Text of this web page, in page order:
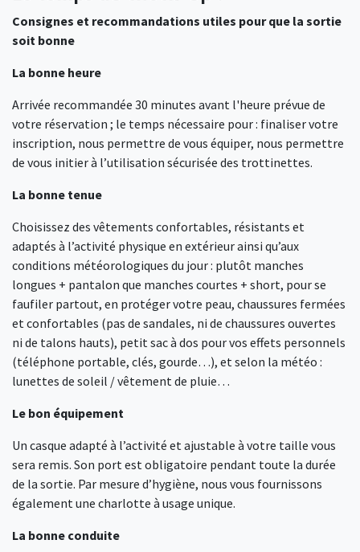
Consignes et recommandations utiles pour que la sortie
soit bonne
La bonne heure
Arrivée recommandée 30 minutes avant l'heure prévue de
votre réservation ; le temps nécessaire pour : finaliser votre
inscription, nous permettre de vous équiper, nous permettre
de vous initier à l’utilisation sécurisée des trottinettes.
La bonne tenue
Choisissez des vêtements confortables, résistants et
adaptés à l’activité physique en extérieur ainsi qu’aux
conditions météorologiques du jour : plutôt manches
longues + pantalon que manches courtes + short, pour se
faufiler partout, en protéger votre peau, chaussures fermées
et confortables (pas de sandales, ni de chaussures ouvertes
ni de talons hauts), petit sac à dos pour vos effets personnels
(téléphone portable, clés, gourde…), et selon la météo :
lunettes de soleil / vêtement de pluie…
Le bon équipement
Un casque adapté à l’activité et ajustable à votre taille vous
sera remis. Son port est obligatoire pendant toute la durée
de la sortie. Par mesure d’hygiène, nous vous fournissons
également une charlotte à usage unique.
La bonne conduite